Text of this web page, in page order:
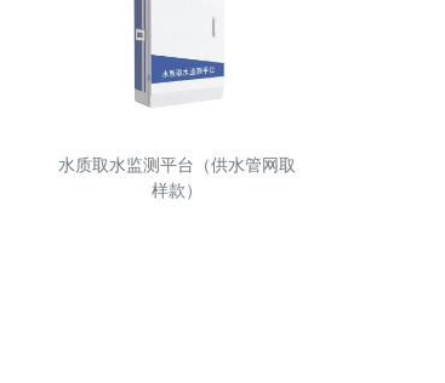
水质取水监测平台（供水管网取
样款）